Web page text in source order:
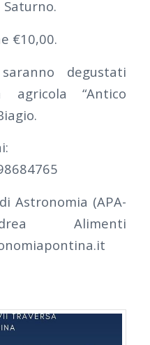
Saturno.
€10,00.
degustati
agricola “Antico
Astronomia (APA-
Alimenti